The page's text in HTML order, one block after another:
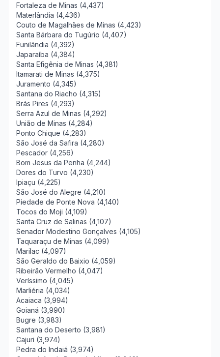
Fortaleza de Minas (4,437)
Materlândia (4,436)
Couto de Magalhães de Minas (4,423)
Santa Bárbara do Tugúrio (4,407)
Funilândia (4,392)
Japaraíba (4,384)
Santa Efigênia de Minas (4,381)
Itamarati de Minas (4,375)
Juramento (4,345)
Santana do Riacho (4,315)
Brás Pires (4,293)
Serra Azul de Minas (4,292)
União de Minas (4,284)
Ponto Chique (4,283)
São José da Safira (4,280)
Pescador (4,256)
Bom Jesus da Penha (4,244)
Dores do Turvo (4,230)
Ipiaçu (4,225)
São José do Alegre (4,210)
Piedade de Ponte Nova (4,140)
Tocos do Moji (4,109)
Santa Cruz de Salinas (4,107)
Senador Modestino Gonçalves (4,105)
Taquaraçu de Minas (4,099)
Marilac (4,097)
São Geraldo do Baixio (4,059)
Ribeirão Vermelho (4,047)
Veríssimo (4,045)
Marliéria (4,034)
Acaiaca (3,994)
Goianá (3,990)
Bugre (3,983)
Santana do Deserto (3,981)
Cajuri (3,974)
Pedra do Indaiá (3,974)